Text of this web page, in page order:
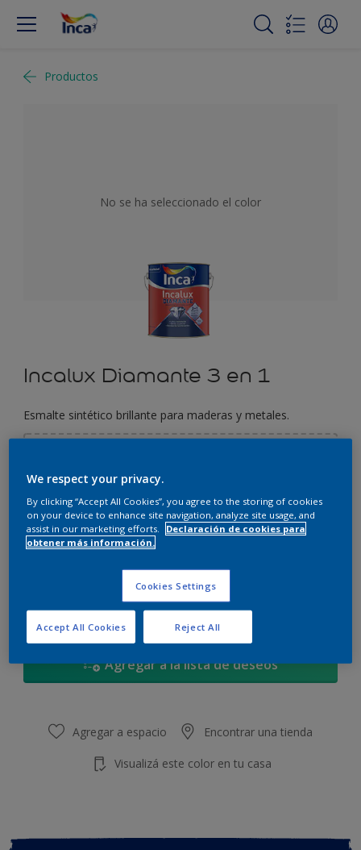
Productos
No se ha seleccionado el color
Incalux Diamante 3 en 1
Esmalte sintético brillante para maderas y metales.
250 ML
1 L
4 L
Calcular
Agregar a la lista de deseos
Agregar a espacio Encontrar una tienda
Visualizá este color en tu casa
We respect your privacy.
By clicking “Accept All Cookies”, you agree to the storing of cookies
on your device to enhance site navigation, analyze site usage, and
assist in our marketing efforts.
Declaración de cookies para
obtener más información.
Cookies Settings
Reject All
Accept All Cookies